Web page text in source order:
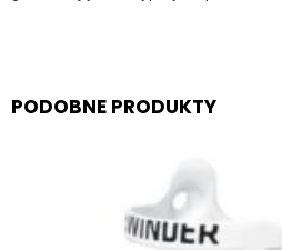
PODOBNE PRODUKTY